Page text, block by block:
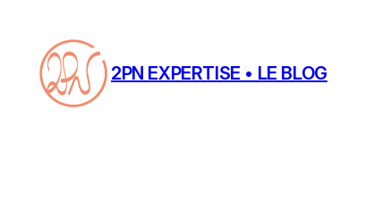
contenu
2PN EXPERTISE • LE BLOG